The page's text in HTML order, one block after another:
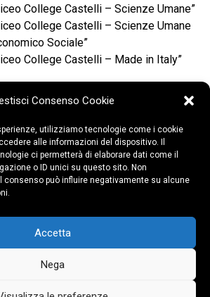
Consenso Cookie
utilizziamo tecnologie come i cookie
alle informazioni del dispositivo. Il
ci permetterà di elaborare dati come il
o ID unici su questo sito. Non
consenso può influire negativamente su alcune
Accetta
Nega
College Castelli – Scienze Umane”
College Castelli – Scienze Umane
Sociale”
College Castelli – Made in Italy”
10 –